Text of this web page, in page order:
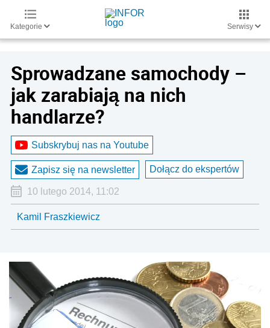
Kategorie Serwisy
Sprowadzane samochody –
jak zarabiają na nich
handlarze?
Subskrybuj nas na Youtube
Zapisz się na newsletter Dołącz do ekspertów
10 lutego 2014, 11:02
Kamil Fraszkiewicz